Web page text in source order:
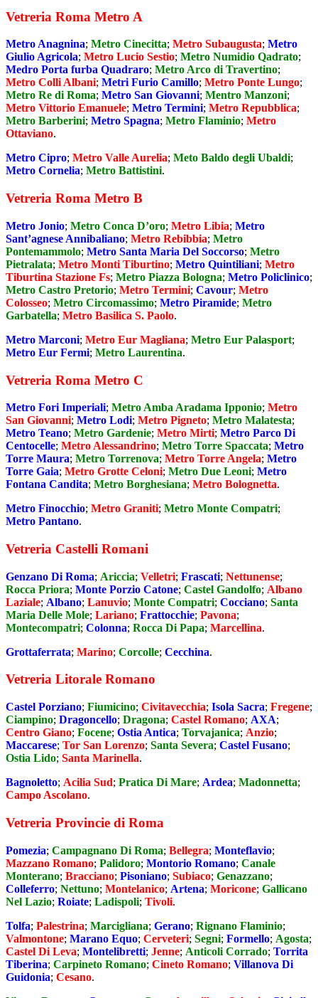
Vetreria Roma Metro A
Metro Anagnina; Metro Cinecitta; Metro Subaugusta; Metro
Giulio Agricola; Metro Lucio Sestio; Metro Numidio Qadrato;
Medro Porta furba Quadraro; Metro Arco di Travertino;
Metro Colli Albani; Metri Furio Camillo; Metro Ponte Lungo;
Metro Re di Roma; Metro San Giovanni; Mentro Manzoni;
Metro Vittorio Emanuele; Metro Termini; Metro Repubblica;
Metro Barberini; Metro Spagna; Metro Flaminio; Metro
Ottaviano.
Metro Cipro; Metro Valle Aurelia; Meto Baldo degli Ubaldi;
Metro Cornelia; Metro Battistini.
Vetreria Roma Metro B
Metro Jonio; Metro Conca D’oro; Metro Libia; Metro
Sant’agnese Annibaliano; Metro Rebibbia; Metro
Pontemammolo; Metro Santa Maria Del Soccorso; Metro
Pietralata; Metro Monti Tiburtino; Metro Quintiliani; Metro
Tiburtina Stazione Fs; Metro Piazza Bologna; Metro Policlinico;
Metro Castro Pretorio; Metro Termini; Cavour; Metro
Colosseo; Metro Circomassimo; Metro Piramide; Metro
Garbatella; Metro Basilica S. Paolo.
Metro Marconi; Metro Eur Magliana; Metro Eur Palasport;
Metro Eur Fermi; Metro Laurentina.
Vetreria Roma Metro C
Metro Fori Imperiali; Metro Amba Aradama Ipponio; Metro
San Giovanni; Metro Lodi; Metro Pigneto; Metro Malatesta;
Metro Teano; Metro Gardenie; Metro Mirti; Metro Parco Di
Centocelle; Metro Alessandrino; Metro Torre Spaccata; Metro
Torre Maura; Metro Torrenova; Metro Torre Angela; Metro
Torre Gaia; Metro Grotte Celoni; Metro Due Leoni; Metro
Fontana Candita; Metro Borghesiana; Metro Bolognetta.
Metro Finocchio; Metro Graniti; Metro Monte Compatri;
Metro Pantano.
Vetreria Castelli Romani
Genzano Di Roma; Ariccia; Velletri; Frascati; Nettunense;
Rocca Priora; Monte Porzio Catone; Castel Gandolfo; Albano
Laziale; Albano; Lanuvio; Monte Compatri; Cocciano; Santa
Maria Delle Mole; Lariano; Frattocchie; Pavona;
Montecompatri; Colonna; Rocca Di Papa; Marcellina.
Grottaferrata; Marino; Corcolle; Cecchina.
Vetreria Litorale Romano
Castel Porziano; Fiumicino; Civitavecchia; Isola Sacra; Fregene;
Ciampino; Dragoncello; Dragona; Castel Romano; AXA;
Centro Giano; Focene; Ostia Antica; Torvajanica; Anzio;
Maccarese; Tor San Lorenzo; Santa Severa; Castel Fusano;
Ostia Lido; Santa Marinella.
Bagnoletto; Acilia Sud; Pratica Di Mare; Ardea; Madonnetta;
Campo Ascolano.
Vetreria Provincie di Roma
Pomezia; Campagnano Di Roma; Bellegra; Monteflavio;
Mazzano Romano; Palidoro; Montorio Romano; Canale
Monterano; Bracciano; Pisoniano; Subiaco; Genazzano;
Colleferro; Nettuno; Montelanico; Artena; Moricone; Gallicano
Nel Lazio; Roiate; Ladispoli; Tivoli.
Tolfa; Palestrina; Marcigliana; Gerano; Rignano Flaminio;
Valmontone; Marano Equo; Cerveteri; Segni; Formello; Agosta;
Castel Di Leva; Montelibretti; Jenne; Anticoli Corrado; Torrita
Tiberina; Carpineto Romano; Cineto Romano; Villanova Di
Guidonia; Cesano.